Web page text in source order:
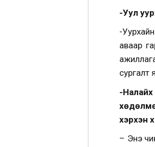
-Уул
-
аваар
сургалт
-Налайх
хэрхэн
– Энэ